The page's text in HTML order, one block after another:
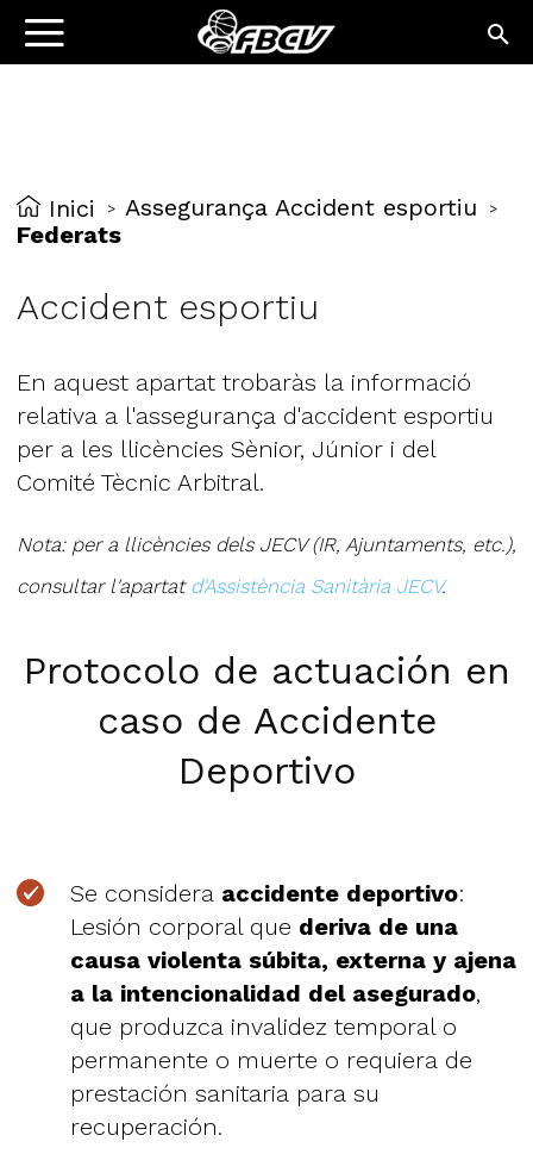
Inici > Assegurança Accident esportiu >
Federats
Accident esportiu
En aquest apartat trobaràs la informació
relativa a l'assegurança d'accident esportiu
per a les llicències Sènior, Júnior i del
Comité Tècnic Arbitral.
Nota: per a llicències dels JECV (IR, Ajuntaments, etc.),
consultar l'apartat d'Assistència Sanitària JECV.
Protocolo de actuación en
caso de Accidente
Deportivo
Se considera accidente deportivo:
Lesión corporal que deriva de una
causa violenta súbita, externa y ajena
a la intencionalidad del asegurado,
que produzca invalidez temporal o
permanente o muerte o requiera de
prestación sanitaria para su
recuperación.